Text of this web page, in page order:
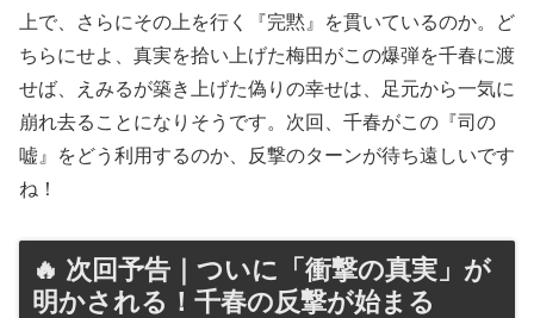
上で、さらにその上を行く『完黙』を貫いているのか。ど
ちらにせよ、真実を拾い上げた梅田がこの爆弾を千春に渡
せば、えみるが築き上げた偽りの幸せは、足元から一気に
崩れ去ることになりそうです。次回、千春がこの『司の
嘘』をどう利用するのか、反撃のターンが待ち遠しいです
ね！
🔥 次回予告｜ついに「衝撃の真実」が
明かされる！千春の反撃が始まる